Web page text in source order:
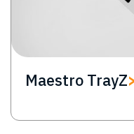
Maestro TrayZ